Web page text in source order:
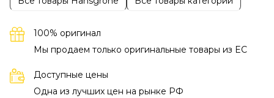
100% оригинал
Мы продаем только оригинальные товары из EC
Доступные цены
Одна из лучших цен на рынке РФ